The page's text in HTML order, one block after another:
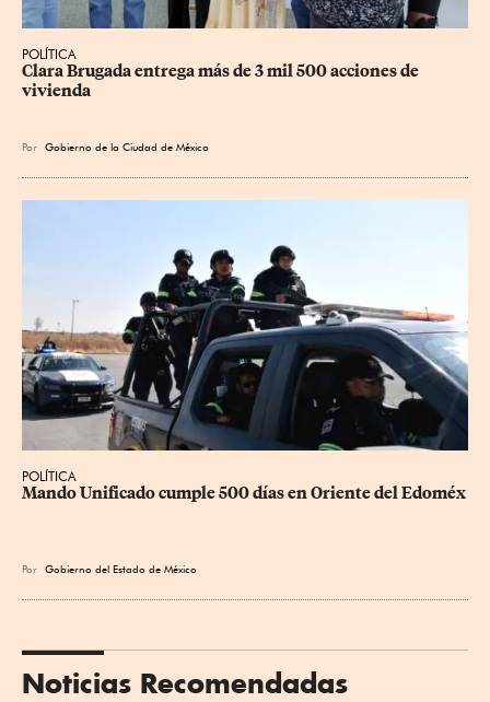
POLÍTICA
Clara Brugada entrega más de 3 mil 500 acciones de
vivienda
Por Gobierno de la Ciudad de México
POLÍTICA
Mando Unificado cumple 500 días en Oriente del Edoméx
Por Gobierno del Estado de México
Noticias Recomendadas